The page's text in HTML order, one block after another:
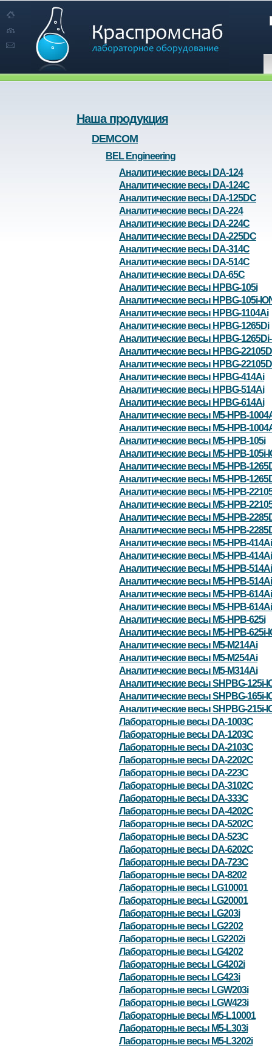
Наша продукция
DEMCOM
BEL Engineering
Аналитические весы DA-124
Аналитические весы DA-124C
Аналитические весы DA-125DC
Аналитические весы DA-224
Аналитические весы DA-224C
Аналитические весы DA-225DC
Аналитические весы DA-314C
Аналитические весы DA-514C
Аналитические весы DA-65C
Аналитические весы HPBG-105i
Аналитические весы HPBG-105i-
Аналитические весы HPBG-1104Ai
Аналитические весы HPBG-1265Di
Аналитические весы HPBG-
Аналитические весы HPBG-
Аналитические весы HPBG-
Аналитические весы HPBG-414Ai
Аналитические весы HPBG-514Ai
Аналитические весы HPBG-614Ai
Аналитические весы M5-HPB-
Аналитические весы M5-HPB-
Аналитические весы M5-HPB-105i
Аналитические весы M5-HPB-105i-
Аналитические весы M5-HPB-
Аналитические весы M5-HPB-
Аналитические весы M5-HPB-
Аналитические весы M5-HPB-
Аналитические весы M5-HPB-
Аналитические весы M5-HPB-
Аналитические весы M5-HPB-414Ai
Аналитические весы M5-HPB-
Аналитические весы M5-HPB-514Ai
Аналитические весы M5-HPB-
Аналитические весы M5-HPB-614Ai
Аналитические весы M5-HPB-
Аналитические весы M5-HPB-625i
Аналитические весы M5-HPB-625i-
Аналитические весы M5-M214Ai
Аналитические весы M5-M254Ai
Аналитические весы M5-M314Ai
Аналитические весы SHPBG-125i-
Аналитические весы SHPBG-165i-
Аналитические весы SHPBG-215i-
Лабораторные весы DA-1003C
Лабораторные весы DA-1203C
Лабораторные весы DA-2103C
Лабораторные весы DA-2202C
Лабораторные весы DA-223C
Лабораторные весы DA-3102C
Лабораторные весы DA-333C
Лабораторные весы DA-4202C
Лабораторные весы DA-5202C
Лабораторные весы DA-523C
Лабораторные весы DA-6202C
Лабораторные весы DA-723C
Лабораторные весы DA-8202
Лабораторные весы LG10001
Лабораторные весы LG20001
Лабораторные весы LG203i
Лабораторные весы LG2202
Лабораторные весы LG2202i
Лабораторные весы LG4202
Лабораторные весы LG4202i
Лабораторные весы LG423i
Лабораторные весы LGW203i
Лабораторные весы LGW423i
Лабораторные весы M5-L10001
Лабораторные весы M5-L303i
Лабораторные весы M5-L3202i